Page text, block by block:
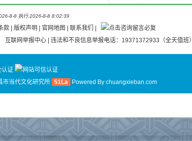
8-8 执行.2026-8-8 8:02:39
款 版权声明 官网地图 联系我们
互联网举报中心 | 违法和不良信息举报电话：19371372933（全天值班）
市当代文化研究所 51La Powered By chuangxieban.com